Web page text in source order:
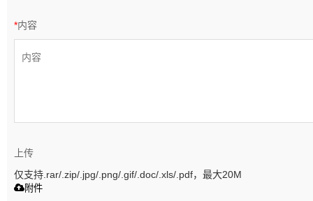
*内容
上传
仅支持.rar/.zip/.jpg/.png/.gif/.doc/.xls/.pdf，最大20M
附件